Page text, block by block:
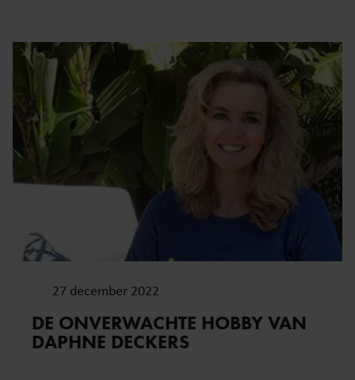
27 december 2022
DE ONVERWACHTE HOBBY VAN
DAPHNE DECKERS